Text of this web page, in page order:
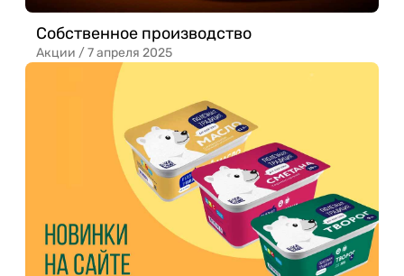
Собственное производство
Акции /7 апреля 2025